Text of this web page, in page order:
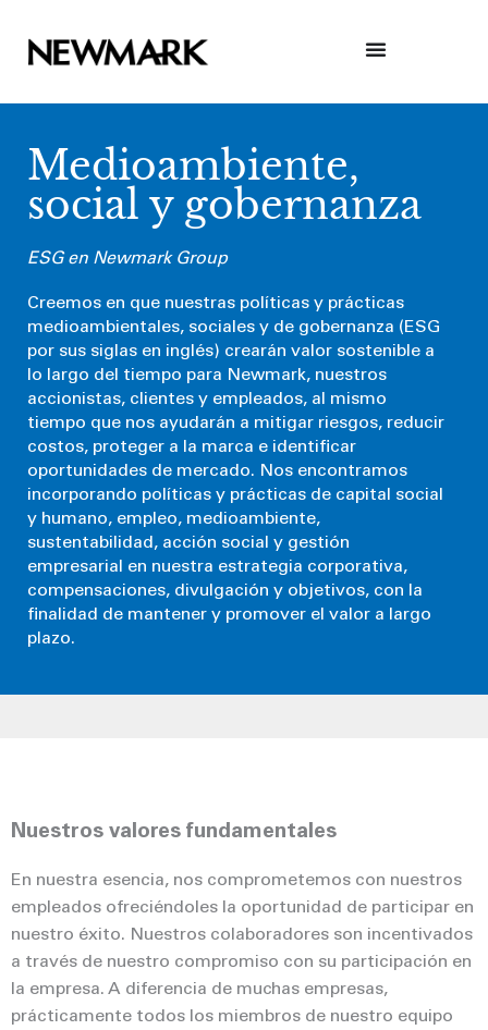
content
Medioambiente,
social y gobernanza
ESG en Newmark Group
Creemos en que nuestras políticas y prácticas
medioambientales, sociales y de gobernanza (ESG
por sus siglas en inglés) crearán valor sostenible a
lo largo del tiempo para Newmark, nuestros
accionistas, clientes y empleados, al mismo
tiempo que nos ayudarán a mitigar riesgos, reducir
costos, proteger a la marca e identificar
oportunidades de mercado. Nos encontramos
incorporando políticas y prácticas de capital social
y humano, empleo, medioambiente,
sustentabilidad, acción social y gestión
empresarial en nuestra estrategia corporativa,
compensaciones, divulgación y objetivos, con la
finalidad de mantener y promover el valor a largo
plazo.
Nuestros valores fundamentales
En nuestra esencia, nos comprometemos con nuestros
empleados ofreciéndoles la oportunidad de participar en
nuestro éxito. Nuestros colaboradores son incentivados
a través de nuestro compromiso con su participación en
la empresa. A diferencia de muchas empresas,
prácticamente todos los miembros de nuestro equipo